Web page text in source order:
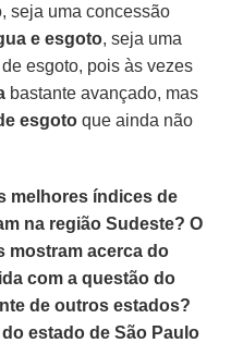
seja uma concessão
e esgoto, seja uma
esgoto, pois às vezes
bastante avançado, mas
esgoto que ainda não
melhores índices de
na região Sudeste? O
mostram acerca do
com a questão do
de outros estados?
estado de São Paulo